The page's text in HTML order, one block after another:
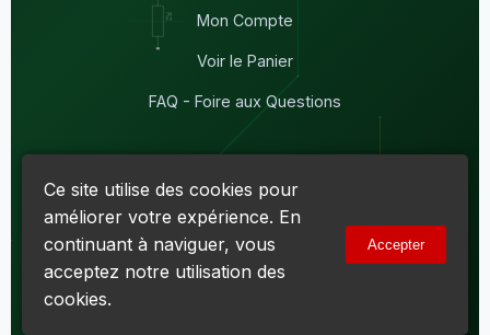
Mon Compte
Voir le Panier
FAQ - Foire aux Questions
© 2026Maddison Électronique Inc.
Politique de confidentialité & Cookies|
Conditions d'utilisation
Numéro d'entreprise du Québec (NEQ) :
R138919030RT0001 • TVQ : 10-1702-3051TQ0001
Ce site utilise des cookies pour
améliorer votre expérience. En
continuant à naviguer, vous
acceptez notre utilisation des
cookies.
Accepter